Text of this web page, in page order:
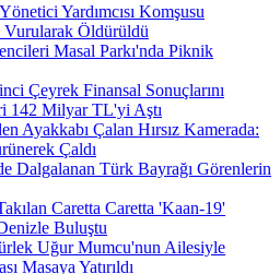
Yardımcısı Komşusu
Vurularak Öldürüldü
Masal Parkı'nda Piknik
Çeyrek Finansal Sonuçlarını
142 Milyar TL'yi Aştı
Ayakkabı Çalan Hırsız Kamerada:
Çaldı
Dalgalanan Türk Bayrağı Görenlerin
Caretta Caretta 'Kaan-19'
Buluştu
Uğur Mumcu'nun Ailesiyle
Masaya Yatırıldı